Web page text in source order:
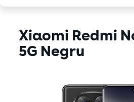
Xiaomi Redmi
5G Negru